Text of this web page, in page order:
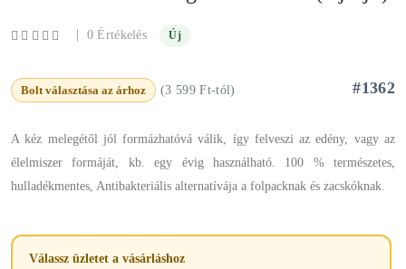
| 0 Értékelés Új
Bolt választása az árhoz (3 599 Ft-tól) #1362
A kéz melegétől jól formázhatóvá válik, így felveszi az edény, vagy az
élelmiszer formáját, kb. egy évig használható. 100 % természetes,
hulladékmentes, Antibakteriális alternatívája a folpacknak és zacskóknak.
Válassz üzletet a vásárláshoz